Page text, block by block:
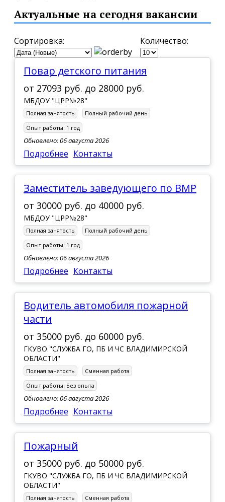
Актуальные на сегодня вакансии
Сортировка: Количество:
Повар детского питания
от 27093 руб. до 28000 руб.
МБДОУ "ЦРР№28"
Полная занятость
Полный рабочий день
Опыт работы: 1 год
Обновлено: 06 августа 2026
Подробнее Контакты
заместитель заведующего по ВМР
от 30000 руб. до 40000 руб.
МБДОУ "ЦРР№28"
Полная занятость
Полный рабочий день
Опыт работы: 1 год
Обновлено: 06 августа 2026
Подробнее Контакты
водитель автомобиля пожарной
части
от 35000 руб. до 60000 руб.
ГКУВО "СЛУЖБА ГО, ПБ И ЧС ВЛАДИМИРСКОЙ
ОБЛАСТИ"
Полная занятость
Сменная работа
Опыт работы: Без опыта
Обновлено: 06 августа 2026
Подробнее Контакты
Пожарный
от 35000 руб. до 50000 руб.
ГКУВО "СЛУЖБА ГО, ПБ И ЧС ВЛАДИМИРСКОЙ
ОБЛАСТИ"
Полная занятость
Сменная работа